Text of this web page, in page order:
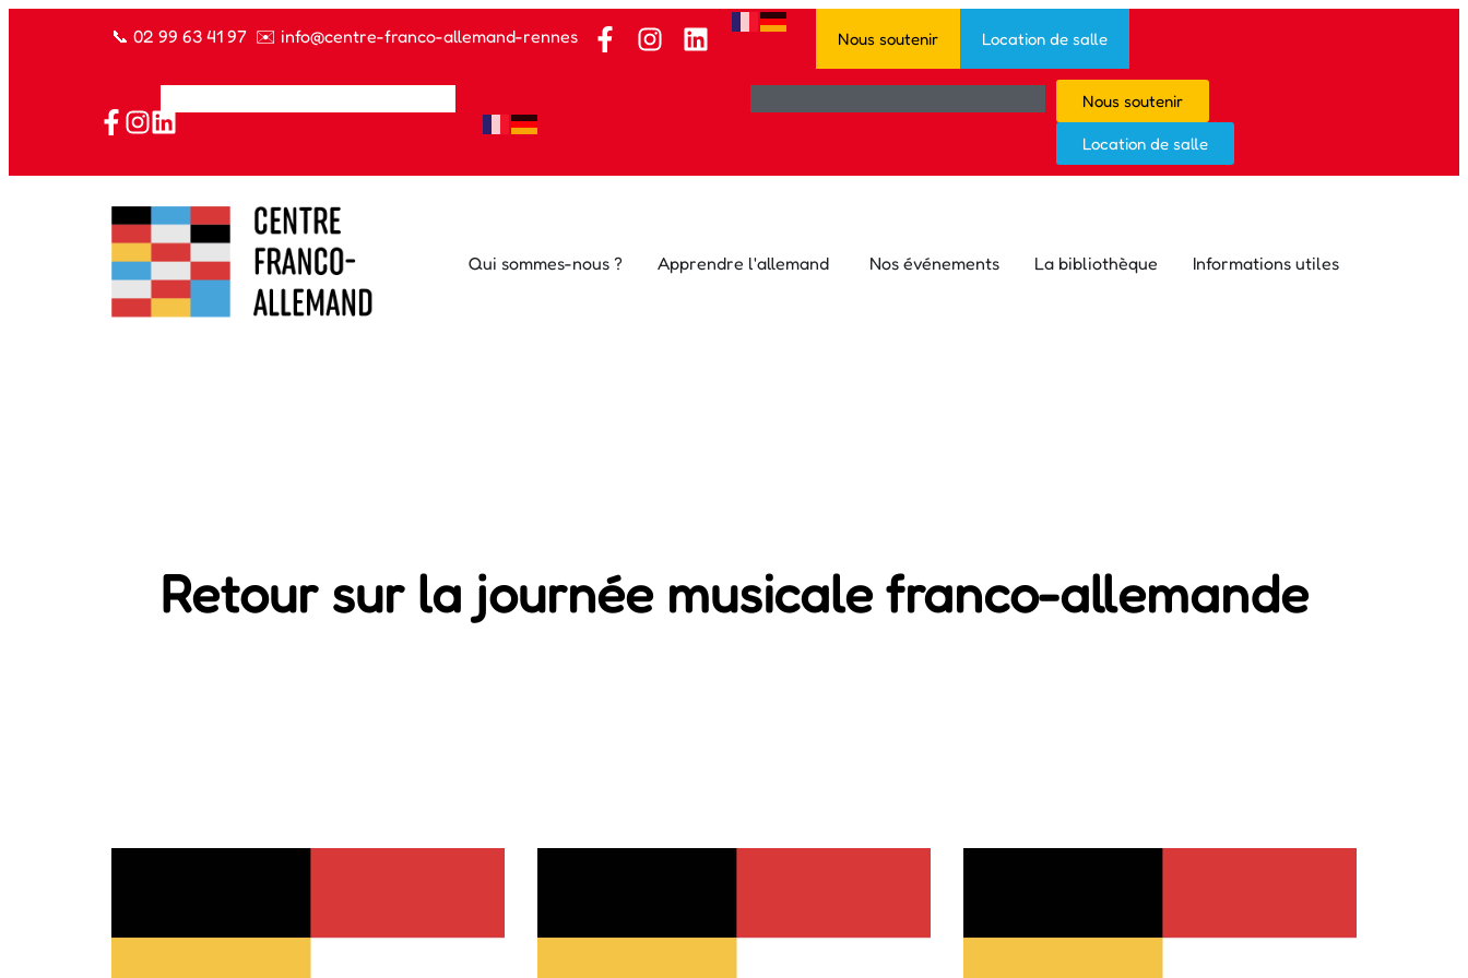
📞 02 99 63 41 97 ✉️ info@centre-franco-allemand-rennes.fr Nous soutenir Location de salle
Nous soutenir
Location de salle
Qui sommes-nous ? Apprendre l'allemand Nos événements La bibliothèque Informations utiles
Retour sur la journée musicale franco-allemande